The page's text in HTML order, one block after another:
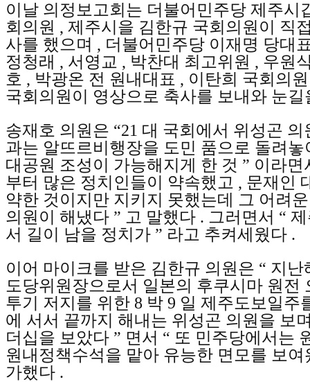
이날 의정보고회는 더불어민주당 제주시
회의원 , 제주시을 김한규 국회의원이 직
사를 했으며 , 더불어민주당 이재명 당대
정청래 , 서영교 , 박찬대 최고위원 , 우원
호 , 박광온 전 원내대표 , 이탄희 국회의
국회의원이 영상으로 축사를 보내와 눈길
송재호 의원은 “21 대 국회에서 위성곤 의
과는 알뜨르비행장을 도민 품으로 돌려놓
대공원 조성이 가능해지게 한 것 ” 이라
부터 많은 정치인들이 약속했고 , 문재인
약한 것이지만 지키지 못했는데 그 어려
의원이 해냈다 ” 고 말했다 . 그러면서 “
서 길이 남을 정치가 ” 라고 추켜세웠다 .
이어 마이크를 받은 김한규 의원은 “ 지난
도당위원장으로서 일본의 후쿠시마 원전
투기 저지를 위한 8 박 9 일 제주도보일주
에 서서 끝까지 해내는 위성곤 의원을 보
더십을 보았다 ” 면서 “ 또 민주당에서는
원내정책수석을 맡아 유능한 면모를 보여
가했다 .